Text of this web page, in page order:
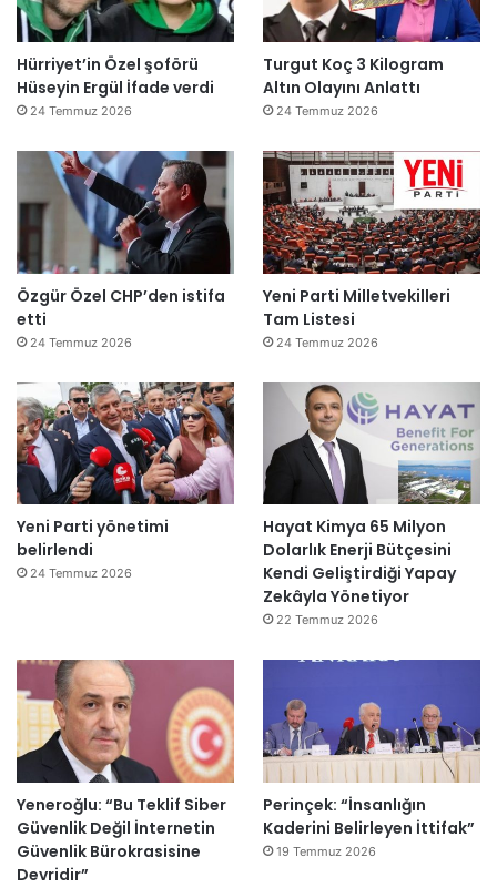
Hürriyet’in Özel şoförü
Hüseyin Ergül İfade verdi
24 Temmuz 2026
Turgut Koç 3 Kilogram
Altın Olayını Anlattı
24 Temmuz 2026
Özgür Özel CHP’den istifa
etti
24 Temmuz 2026
Yeni Parti Milletvekilleri
Tam Listesi
24 Temmuz 2026
Yeni Parti yönetimi
belirlendi
24 Temmuz 2026
Hayat Kimya 65 Milyon
Dolarlık Enerji Bütçesini
Kendi Geliştirdiği Yapay
Zekâyla Yönetiyor
22 Temmuz 2026
Yeneroğlu: “Bu Teklif Siber
Güvenlik Değil İnternetin
Güvenlik Bürokrasisine
Devridir”
Perinçek: “İnsanlığın
Kaderini Belirleyen İttifak”
19 Temmuz 2026